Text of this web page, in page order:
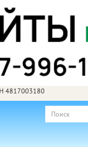
4817003180